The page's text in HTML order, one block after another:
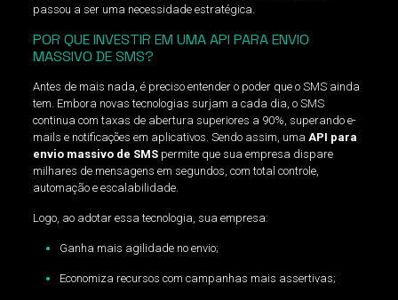
passou a ser uma necessidade estratégica.
POR QUE INVESTIR EM UMA API PARA ENVIO
MASSIVO DE SMS?
Antes de mais nada, é preciso entender o poder que o SMS ainda
tem. Embora novas tecnologias surjam a cada dia, o SMS
continua com taxas de abertura superiores a 90%, superando e-
mails e notificações em aplicativos. Sendo assim, uma API para
envio massivo de SMSpermite que sua empresa dispare
milhares de mensagens em segundos, com total controle,
automação e escalabilidade.
Logo, ao adotar essa tecnologia, sua empresa:
Ganha mais agilidade no envio;
Economiza recursos com campanhas mais assertivas;